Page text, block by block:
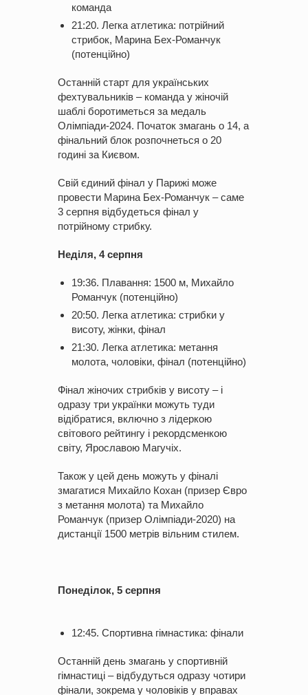
команда
21:20. Легка атлетика: потрійний
стрибок, Марина Бех-Романчук
(потенційно)
Останній старт для українських
фехтувальників – команда у жіночій
шаблі боротиметься за медаль
Олімпіади-2024. Початок змагань о 14, а
фінальний блок розпочнеться о 20
годині за Києвом.
Свій єдиний фінал у Парижі може
провести Марина Бех-Романчук – саме
3 серпня відбудеться фінал у
потрійному стрибку.
Неділя, 4 серпня
19:36. Плавання: 1500 м, Михайло
Романчук (потенційно)
20:50. Легка атлетика: стрибки у
висоту, жінки, фінал
21:30. Легка атлетика: метання
молота, чоловіки, фінал (потенційно)
Фінал жіночих стрибків у висоту – і
одразу три українки можуть туди
відібратися, включно з лідеркою
світового рейтингу і рекордсменкою
світу, Ярославою Магучіх.
Також у цей день можуть у фіналі
змагатися Михайло Кохан (призер Євро
з метання молота) та Михайло
Романчук (призер Олімпіади-2020) на
дистанції 1500 метрів вільним стилем.
Понеділок, 5 серпня
12:45. Спортивна гімнастика: фінали
Останній день змагань у спортивній
гімнастиці – відбудуться одразу чотири
фінали, зокрема у чоловіків у вправах